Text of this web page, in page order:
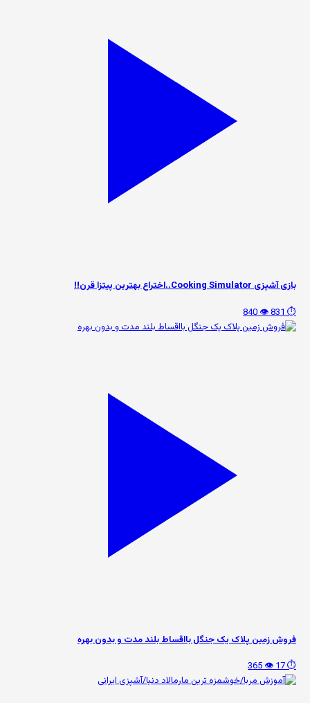
بازی آشپزی Cooking Simulator..اختراع بهترین پیتزا قرن!!
⏱️ 831
👁️ 840
فروش زمین پلاک یک جنگل بااقساط بلند مدت و بدون بهره
⏱️ 17
👁️ 365